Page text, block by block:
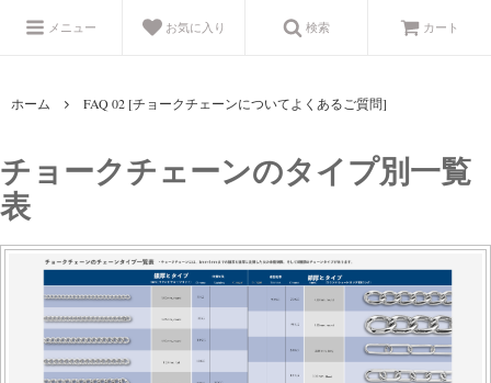
メニュー お気に入り 検索 カート
ホーム FAQ 02 [チョークチェーンについてよくあるご質問]
チョークチェーンのタイプ別一覧
表